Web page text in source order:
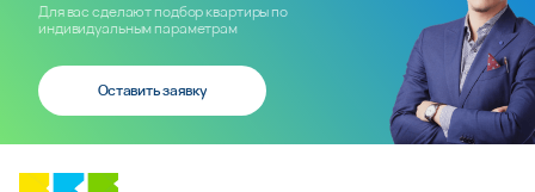
Для вас сделают подбор квартиры по
индивидуальным параметрам
Оставить заявку